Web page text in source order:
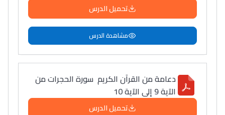
تحميل الدرس
مشاهدة الدرس
دعامة من القرآن الكريم سورة الحجرات من
الآية 9 إلى الآية 10
تحميل الدرس